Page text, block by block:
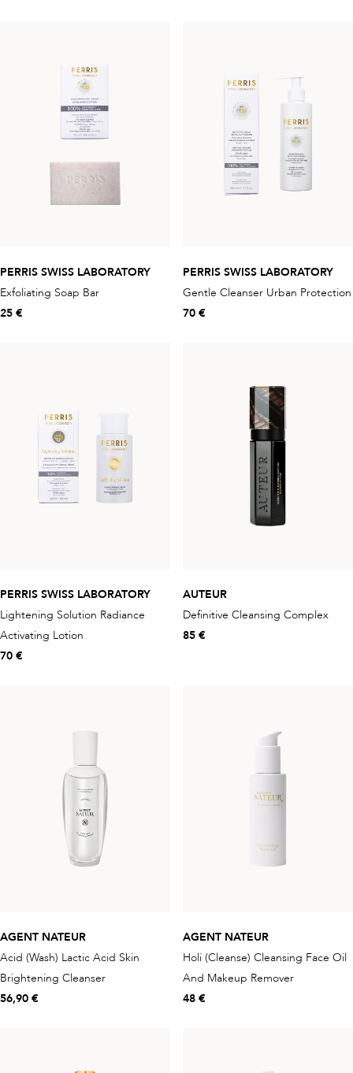
PERRIS SWISS LABORATORY
Exfoliating Soap Bar
25 €
PERRIS SWISS LABORATORY
Gentle Cleanser Urban Protection
70 €
PERRIS SWISS LABORATORY
Lightening Solution Radiance
Activating Lotion
70 €
AUTEUR
Definitive Cleansing Complex
85 €
AGENT NATEUR
Acid (Wash) Lactic Acid Skin
Brightening Cleanser
56,90 €
AGENT NATEUR
Holi (Cleanse) Cleansing Face Oil
And Makeup Remover
48 €